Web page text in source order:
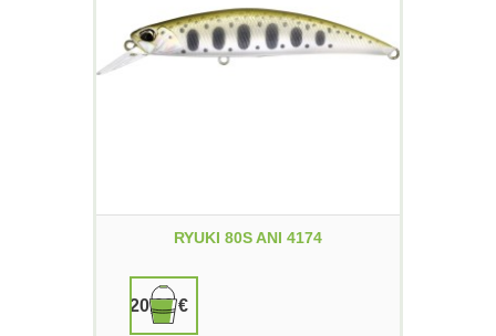
RYUKI 80S ANI 4174
20,00 €